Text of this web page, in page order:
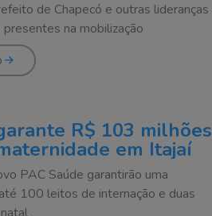
de Chapecó e outras lideranças
na mobilização
R$ 103 milhões
em Itajaí
PAC Saúde garantirão uma
100 leitos de internação e duas